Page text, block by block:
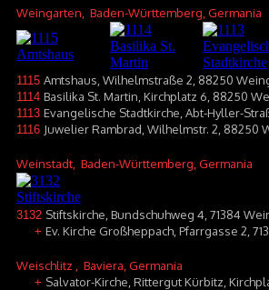
Weingarten , Baden-Württemberg, Germania
1115 Amtshaus, Wilhelmstraße 2, 88250
1114 Basilika St. Martin, Kirchplatz 6, 88250
1113 Evangelische Stadtkirche, Abt-Hyller-
1116 Juwelier Rambrad, Wilhelmstr. 2, 88250
Weinstadt , Baden-Württemberg, Germania
3132 Stiftskirche, Bundschuhweg 4, 71384
+ Ev. Kirche Großheppach, Pfarrgasse 2,
Weischlitz , Baviera, Germania
+ Salvator-Kirche, Rittergut Kürbitz,